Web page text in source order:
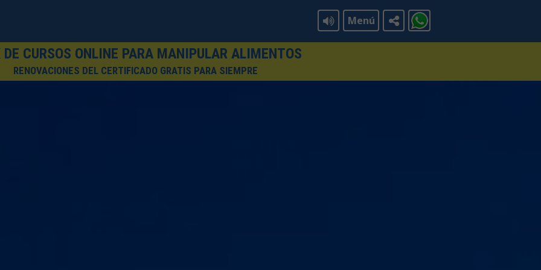
Menú
DE CURSOS ONLINE PARA MANIPULAR ALIMENTOS
RENOVACIONES DEL CERTIFICADO GRATIS PARA SIEMPRE